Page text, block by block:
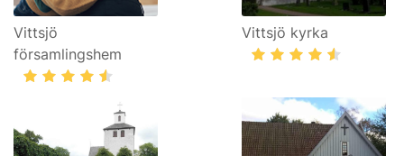
Vittsjö
församlingshem
Vittsjö kyrka